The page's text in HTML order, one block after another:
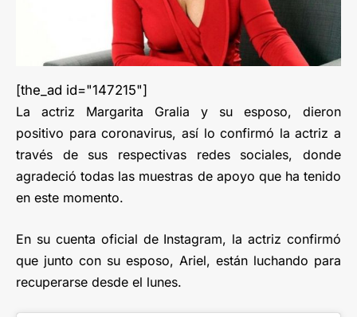
[the_ad id="147215"]
La actriz Margarita Gralia y su esposo, dieron
positivo para coronavirus, así lo confirmó la actriz a
través de sus respectivas redes sociales, donde
agradeció todas las muestras de apoyo que ha tenido
en este momento.
En su cuenta oficial de Instagram, la actriz confirmó
que junto con su esposo, Ariel, están luchando para
recuperarse desde el lunes.